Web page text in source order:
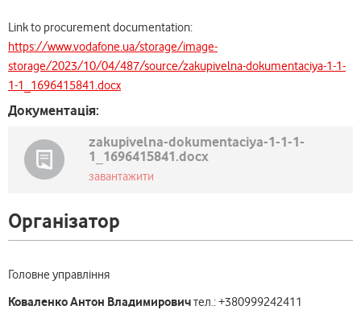
Link to procurement documentation:
https://www.vodafone.ua/storage/image-
storage/2023/10/04/487/source/zakupivelna-dokumentaciya-1-1-
1-1_1696415841.docx
Документація:
zakupivelna-dokumentaciya-1-1-1-
1_1696415841.docx
завантажити
Організатор
Головне управління
Коваленко Антон Владимировичтел.: +380999242411